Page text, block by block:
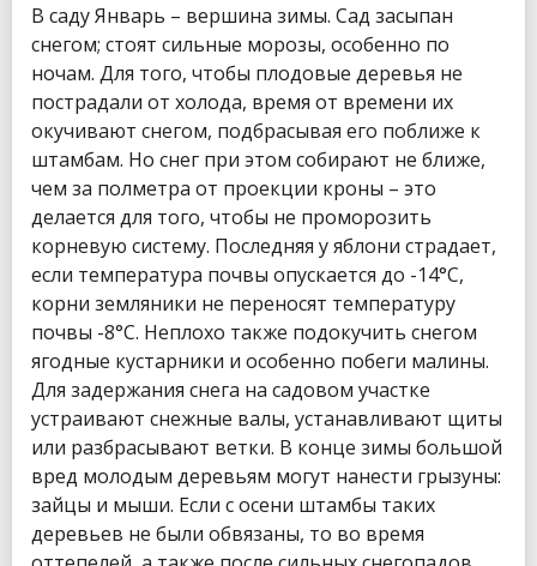
В саду Январь – вершина зимы. Сад засыпан
снегом; стоят сильные морозы, особенно по
ночам. Для того, чтобы плодовые деревья не
пострадали от холода, время от времени их
окучивают снегом, подбрасывая его поближе к
штамбам. Но снег при этом собирают не ближе,
чем за полметра от проекции кроны – это
делается для того, чтобы не проморозить
корневую систему. Последняя у яблони страдает,
если температура почвы опускается до -14°С,
корни земляники не переносят температуру
почвы -8°С. Неплохо также подокучить снегом
ягодные кустарники и особенно побеги малины.
Для задержания снега на садовом участке
устраивают снежные валы, устанавливают щиты
или разбрасывают ветки. В конце зимы большой
вред молодым деревьям могут нанести грызуны:
зайцы и мыши. Если с осени штамбы таких
деревьев не были обвязаны, то во время